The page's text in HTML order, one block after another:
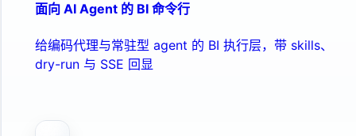
面向 AI Agent 的 BI 命令行
给编码代理与常驻型 agent 的 BI 执行层，带 skills、
dry-run 与 SSE 回显